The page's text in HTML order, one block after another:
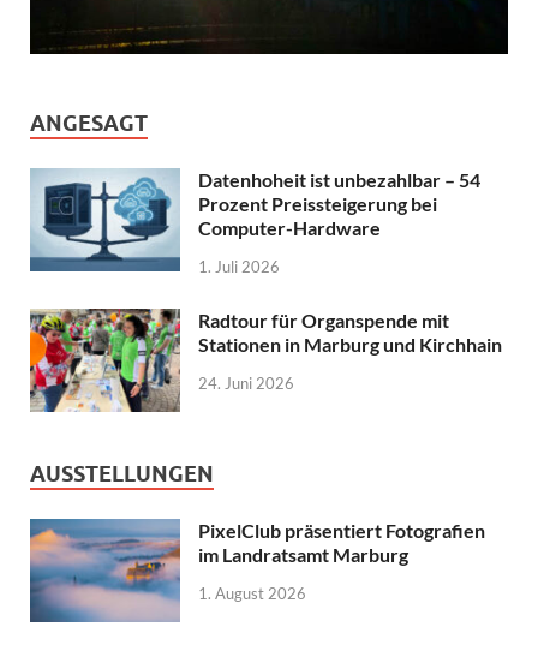
ANGESAGT
Datenhoheit ist unbezahlbar – 54
Prozent Preissteigerung bei
Computer-Hardware
1. Juli 2026
Radtour für Organspende mit
Stationen in Marburg und Kirchhain
24. Juni 2026
AUSSTELLUNGEN
PixelClub präsentiert Fotografien
im Landratsamt Marburg
1. August 2026